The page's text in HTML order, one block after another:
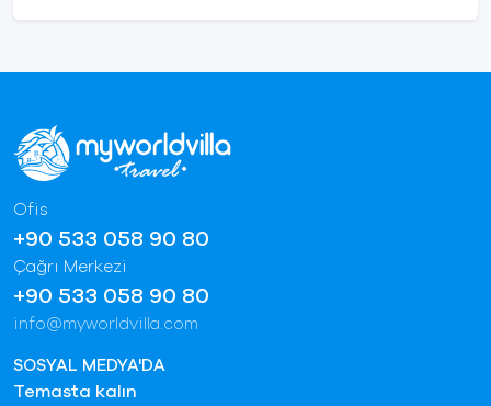
Ofis
+90 533 058 90 80
Çağrı Merkezi
+90 533 058 90 80
info@myworldvilla.com
SOSYAL MEDYA'DA
Temasta kalın